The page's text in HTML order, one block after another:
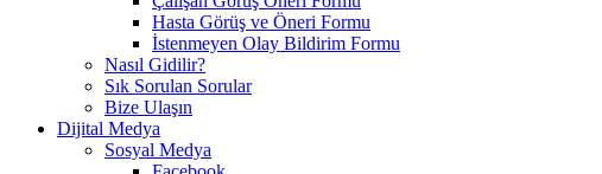
Hasta Görüş ve Öneri Formu
İstenmeyen Olay Bildirim Formu
Nasıl Gidilir?
Sık Sorulan Sorular
Bize Ulaşın
Dijital Medya
Sosyal Medya